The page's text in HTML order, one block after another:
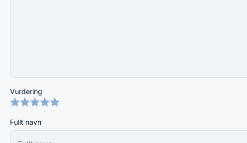
Vurdering
Fullt navn